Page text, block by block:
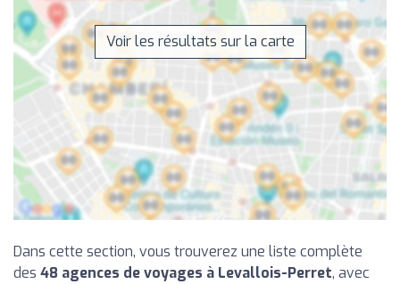
Voir les résultats sur la carte
Dans cette section, vous trouverez une liste complète
des 48 agences de voyages à Levallois-Perret, avec